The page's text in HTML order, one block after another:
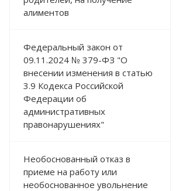
алиментов
Федеральный закон от
09.11.2024 № 379-ФЗ "О
внесении изменения в статью
3.9 Кодекса Российской
Федерации об
административных
правонарушениях"
Необоснованный отказ в
приеме на работу или
необоснованное увольнение